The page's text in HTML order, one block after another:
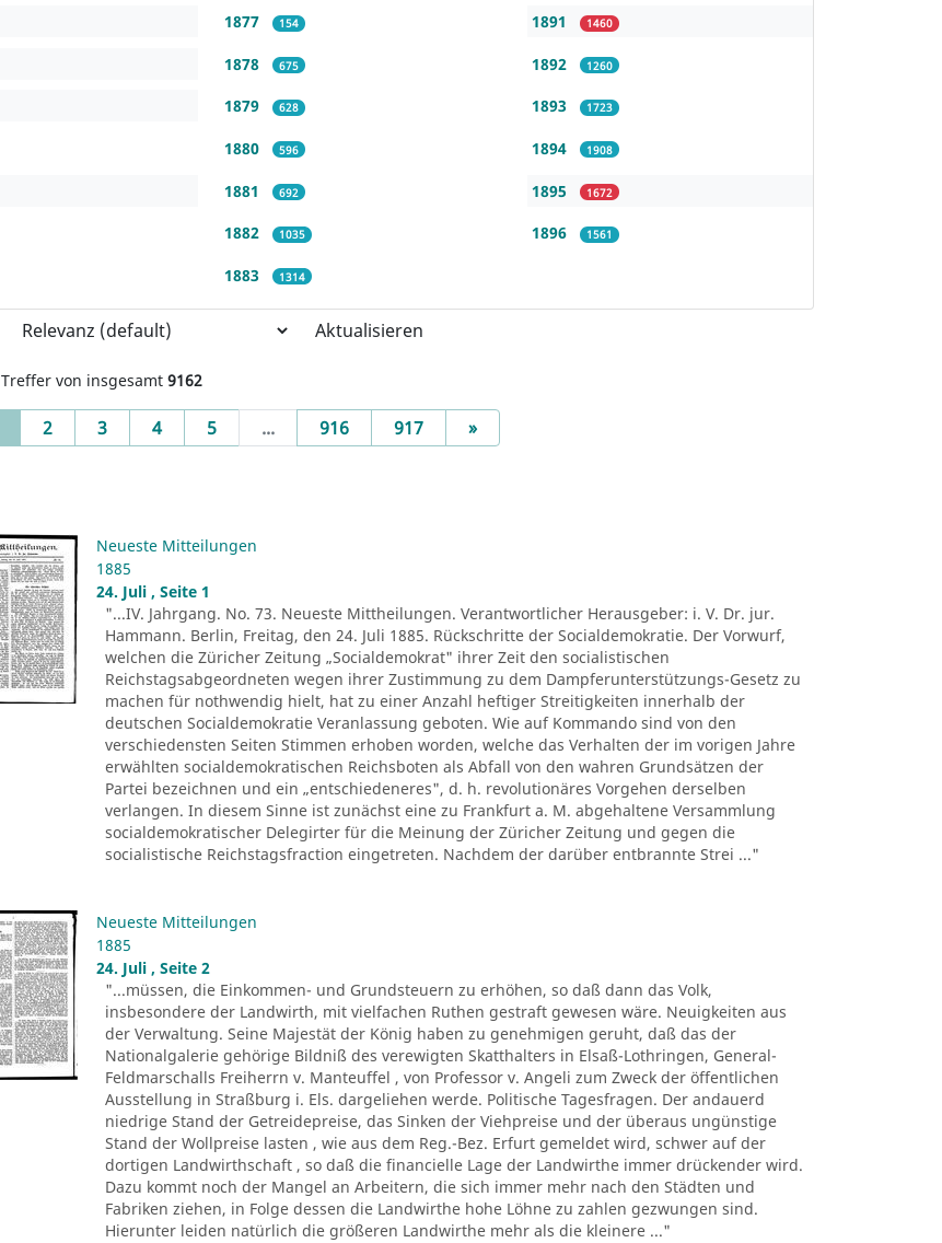
1877 154
1878 675
1879 628
1880 596
1881 692
1882 1035
1883 1314
1891 1460
1892 1260
1893 1723
1894 1908
1895 1672
1896 1561
Aktualisieren
Treffer von insgesamt 9162
(current)
2 3 4 5 ... 916 917 »Next
Neueste Mitteilungen
1885
24. Juli , Seite 1
"...IV. Jahrgang. No. 73. Neueste Mittheilungen. Verantwortlicher Herausgeber: i. V. Dr. jur.
Hammann. Berlin, Freitag, den 24. Juli 1885. Rückschritte der Socialdemokratie. Der Vorwurf,
welchen die Züricher Zeitung „Socialdemokrat" ihrer Zeit den socialistischen
Reichstagsabgeordneten wegen ihrer Zustimmung zu dem Dampferunterstützungs-Gesetz zu
machen für nothwendig hielt, hat zu einer Anzahl heftiger Streitigkeiten innerhalb der
deutschen Socialdemokratie Veranlassung geboten. Wie auf Kommando sind von den
verschiedensten Seiten Stimmen erhoben worden, welche das Verhalten der im vorigen Jahre
erwählten socialdemokratischen Reichsboten als Abfall von den wahren Grundsätzen der
Partei bezeichnen und ein „entschiedeneres", d. h. revolutionäres Vorgehen derselben
verlangen. In diesem Sinne ist zunächst eine zu Frankfurt a. M. abgehaltene Versammlung
socialdemokratischer Delegirter für die Meinung der Züricher Zeitung und gegen die
socialistische Reichstagsfraction eingetreten. Nachdem der darüber entbrannte Strei ..."
Neueste Mitteilungen
1885
24. Juli , Seite 2
"...müssen, die Einkommen- und Grundsteuern zu erhöhen, so daß dann das Volk,
insbesondere der Landwirth, mit vielfachen Ruthen gestraft gewesen wäre. Neuigkeiten aus
der Verwaltung. Seine Majestät der König haben zu genehmigen geruht, daß das der
Nationalgalerie gehörige Bildniß des verewigten Skatthalters in Elsaß-Lothringen, General-
Feldmarschalls Freiherrn v. Manteuffel , von Professor v. Angeli zum Zweck der öffentlichen
Ausstellung in Straßburg i. Els. dargeliehen werde. Politische Tagesfragen. Der andauerd
niedrige Stand der Getreidepreise, das Sinken der Viehpreise und der überaus ungünstige
Stand der Wollpreise lasten , wie aus dem Reg.-Bez. Erfurt gemeldet wird, schwer auf der
dortigen Landwirthschaft , so daß die financielle Lage der Landwirthe immer drückender wird.
Dazu kommt noch der Mangel an Arbeitern, die sich immer mehr nach den Städten und
Fabriken ziehen, in Folge dessen die Landwirthe hohe Löhne zu zahlen gezwungen sind.
Hierunter leiden natürlich die größeren Landwirthe mehr als die kleinere ..."